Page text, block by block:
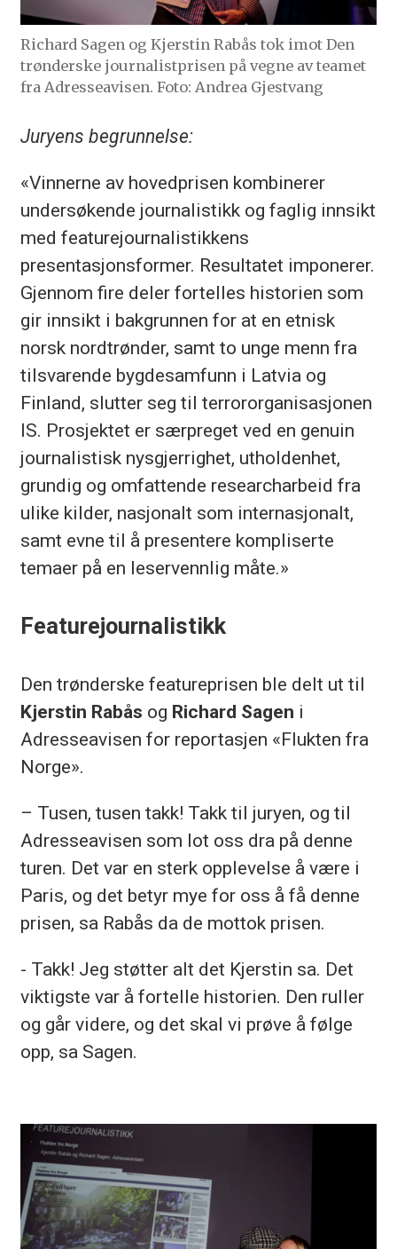
Richard Sagen og Kjerstin Rabås tok imot Den
trønderske journalistprisen på vegne av teamet
fra Adresseavisen. Foto: Andrea Gjestvang
Juryens begrunnelse:
«Vinnerne av hovedprisen kombinerer
undersøkende journalistikk og faglig innsikt
med featurejournalistikkens
presentasjonsformer. Resultatet imponerer.
Gjennom fire deler fortelles historien som
gir innsikt i bakgrunnen for at en etnisk
norsk nordtrønder, samt to unge menn fra
tilsvarende bygdesamfunn i Latvia og
Finland, slutter seg til terrororganisasjonen
IS. Prosjektet er særpreget ved en genuin
journalistisk nysgjerrighet, utholdenhet,
grundig og omfattende researcharbeid fra
ulike kilder, nasjonalt som internasjonalt,
samt evne til å presentere kompliserte
temaer på en leservennlig måte.»
Featurejournalistikk
Den trønderske featureprisen ble delt ut til
Kjerstin Rabås og Richard Sagen i
Adresseavisen for reportasjen «Flukten fra
Norge».
– Tusen, tusen takk! Takk til juryen, og til
Adresseavisen som lot oss dra på denne
turen. Det var en sterk opplevelse å være i
Paris, og det betyr mye for oss å få denne
prisen, sa Rabås da de mottok prisen.
- Takk! Jeg støtter alt det Kjerstin sa. Det
viktigste var å fortelle historien. Den ruller
og går videre, og det skal vi prøve å følge
opp, sa Sagen.